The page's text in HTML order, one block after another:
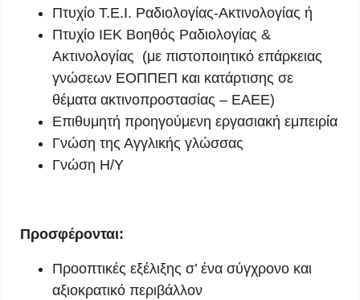
Πτυχίο Τ.Ε.Ι. Ραδιολογίας-Ακτινολογίας ή
Πτυχίο ΙΕΚ Βοηθός Ραδιολογίας &
Ακτινολογίας (με πιστοποιητικό επάρκειας
γνώσεων ΕΟΠΠΕΠ και κατάρτισης σε
θέματα ακτινοπροστασίας – ΕΑΕΕ)
Επιθυμητή προηγούμενη εργασιακή εμπειρία
Γνώση της Αγγλικής γλώσσας
Γνώση Η/Υ
Προσφέρονται:
Προοπτικές εξέλιξης σ’ ένα σύγχρονο και
αξιοκρατικό περιβάλλον